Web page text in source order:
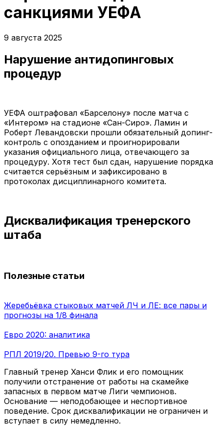
санкциями УЕФА
9 августа 2025
Нарушение антидопинговых
процедур
УЕФА оштрафовал «Барселону» после матча с
«Интером» на стадионе «Сан-Сиро». Ламин и
Роберт Левандовски прошли обязательный допинг-
контроль с опозданием и проигнорировали
указания официального лица, отвечающего за
процедуру. Хотя тест был сдан, нарушение порядка
считается серьёзным и зафиксировано в
протоколах дисциплинарного комитета.
Дисквалификация тренерского
штаба
Полезные статьи
Жеребьёвка стыковых матчей ЛЧ и ЛЕ: все пары и
прогнозы на 1/8 финала
Евро 2020: аналитика
РПЛ 2019/20. Превью 9-го тура
Главный тренер Ханси Флик и его помощник
получили отстранение от работы на скамейке
запасных в первом матче Лиги чемпионов.
Основание — неподобающее и неспортивное
поведение. Срок дисквалификации не ограничен и
вступает в силу немедленно.